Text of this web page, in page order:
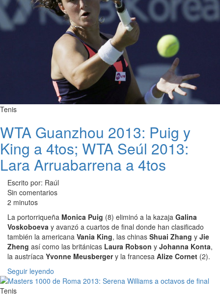
Tenis
WTA Guanzhou 2013: Puig y
King a 4tos; WTA Seúl 2013:
Lara Arruabarrena a 4tos
Escrito por: Raúl
Sin comentarios
2 minutos
La portorriqueña Monica Puig (8) eliminó a la kazaja Galina
Voskoboeva y avanzó a cuartos de final donde han clasificado
también la americana Vania King, las chinas Shuai Zhang y Jie
Zheng así como las británicas Laura Robson y Johanna Konta,
la austríaca Yvonne Meusbergery la francesa Alize Cornet (2).
Seguir leyendo
Tenis